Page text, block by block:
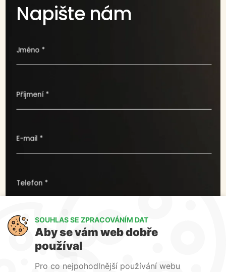
Napište nám
Jméno *
Příjmení *
E-mail *
Telefon *
Co pro vás můžeme udělat ?
SOUHLAS SE ZPRACOVÁNÍM DAT
Aby se vám web dobře
používal
Pro co nejpohodlnější používání webu